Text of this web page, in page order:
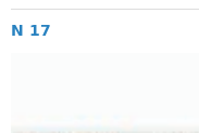
ივნისი 2017
N 17